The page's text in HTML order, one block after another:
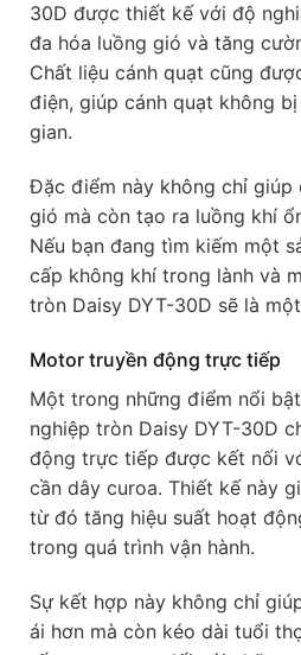
30D được thiết kế với độ
đa hóa luồng gió và tăng
Chất liệu cánh quạt cũng
điện, giúp cánh quạt không
gian.
Đặc điểm này không chỉ giúp
gió mà còn tạo ra luồng khí
Nếu bạn đang tìm kiếm một
cấp không khí trong lành và
tròn Daisy DYT-30D sẽ là
Motor truyền động trực tiếp
Một trong những điểm nổi
nghiệp tròn Daisy DYT-30D
động trực tiếp được kết nối
cần dây curoa. Thiết kế này
từ đó tăng hiệu suất hoạt
trong quá trình vận hành.
Sự kết hợp này không chỉ
ái hơn mà còn kéo dài tuổi